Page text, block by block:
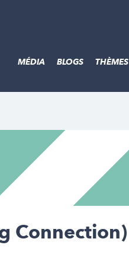
MÉDIA BLOGS THÈMES
Connection)